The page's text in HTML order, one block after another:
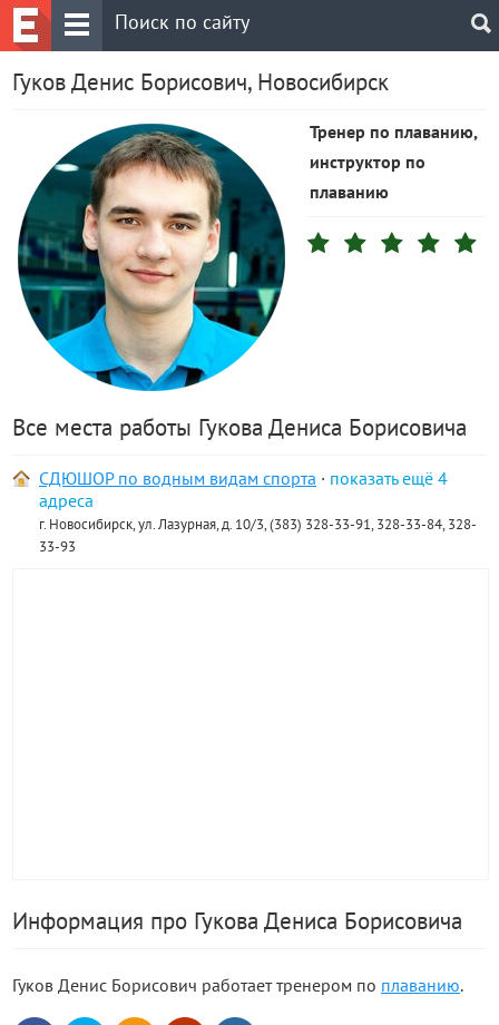
Гуков Денис Борисович, Новосибирск
Тренер по плаванию,
инструктор по
плаванию
Все места работы Гукова Дениса Борисовича
СДЮШОР по водным видам спорта ·
4
адреса
г. Новосибирск, ул. Лазурная, д. 10/3, (383) 328-33-91, 328-33-84, 328-
33-93
Информация про Гукова Дениса Борисовича
Гуков Денис Борисович работает тренером по плаванию.